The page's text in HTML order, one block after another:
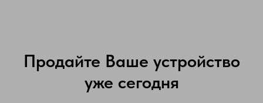
Продайте Ваше устройство
уже сегодня